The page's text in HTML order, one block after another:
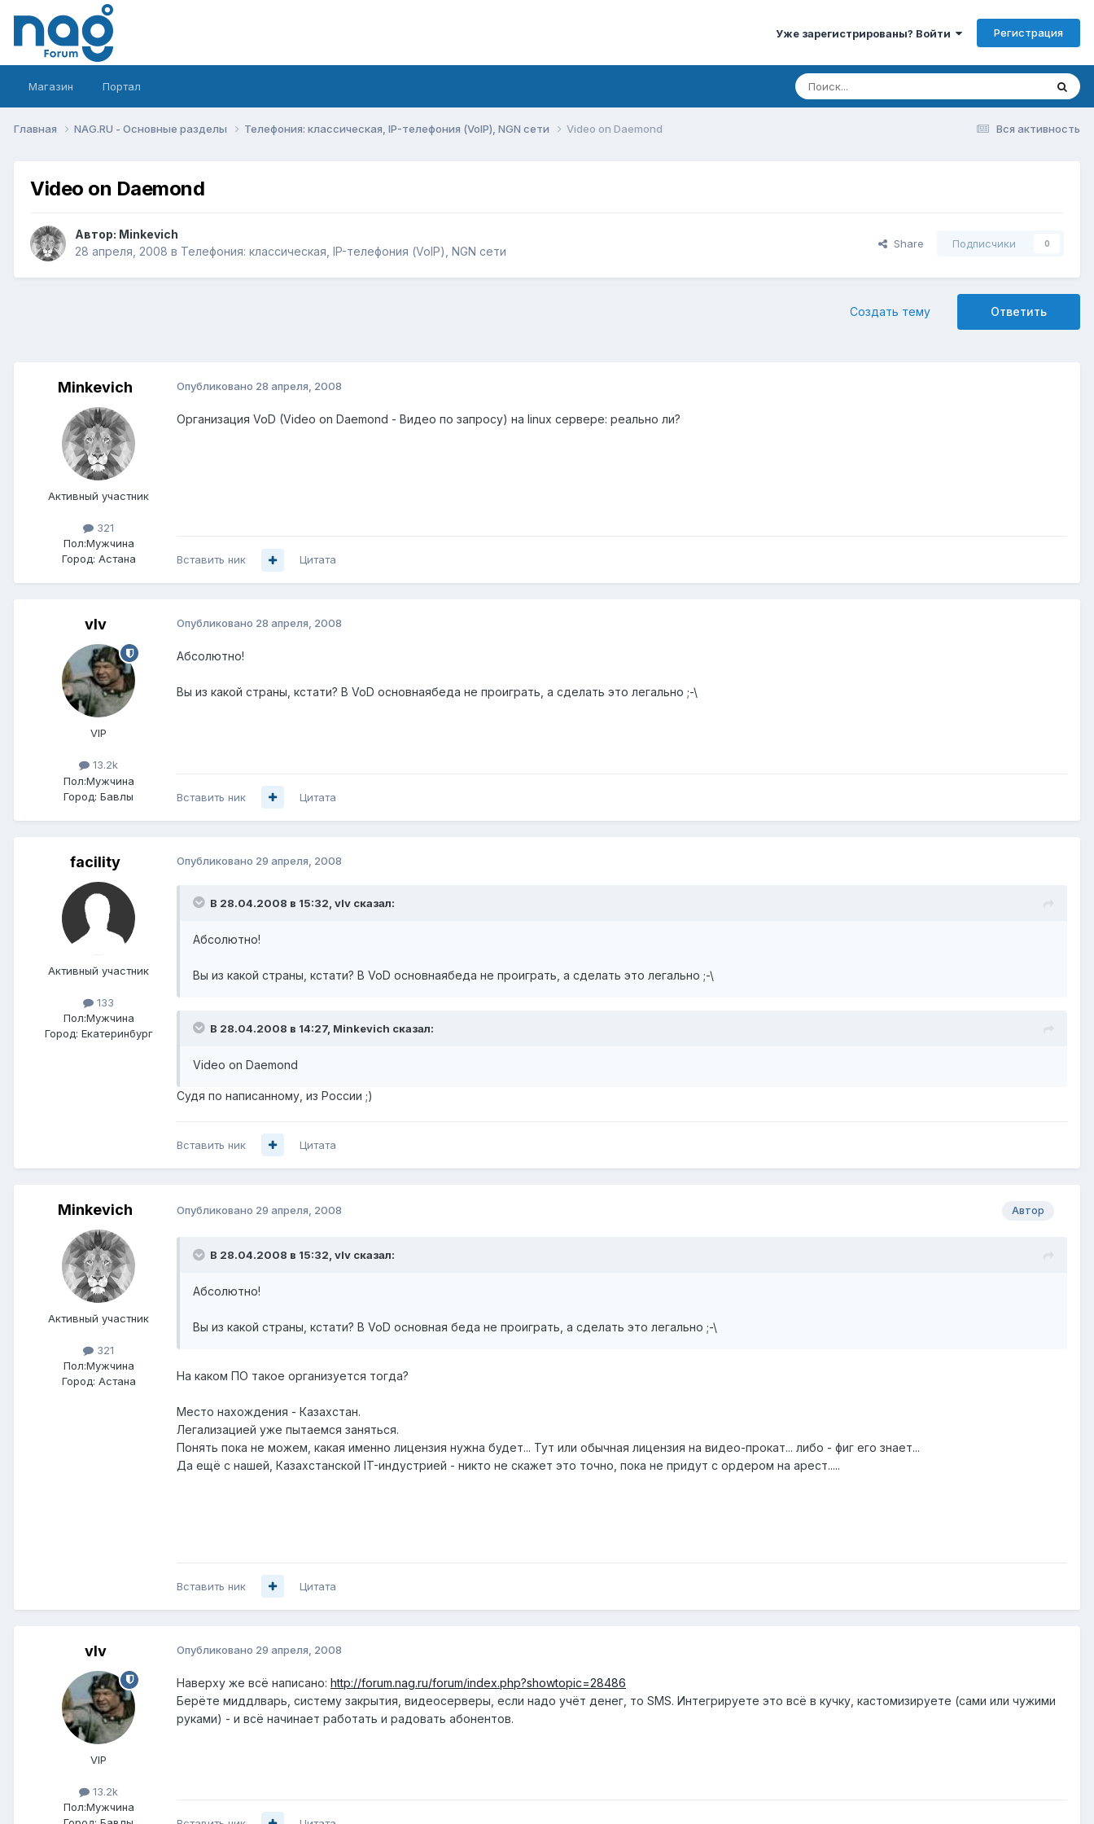
Уже зарегистрированы? Войти Регистрация
Магазин Портал
Вся активность
Главная NAG.RU - Основные разделы Телефония: классическая, IP-телефония (VoIP), NGN сети Video on Daemond
Video on Daemond
Автор: Minkevich
28 апреля, 2008 в Телефония: классическая, IP-телефония (VoIP), NGN сети
Share Подписчики 0
Ответить
Создать тему
Minkevich
Активный участник
321
Пол:Мужчина
Город: Астана
Опубликовано 28 апреля, 2008
Организация VoD (Video on Daemond - Видео по запросу) на linux сервере: реально ли?
Вставить ник Цитата
vIv
VIP
13.2k
Пол:Мужчина
Город: Бавлы
Опубликовано 28 апреля, 2008
Абсолютно!
Вы из какой страны, кстати? В VoD основнаябеда не проиграть, а сделать это легально ;-\
Вставить ник Цитата
facility
Активный участник
133
Пол:Мужчина
Город: Екатеринбург
Опубликовано 29 апреля, 2008
В 28.04.2008 в 15:32, vIv сказал:
Абсолютно!
Вы из какой страны, кстати? В VoD основнаябеда не проиграть, а сделать это легально ;-\
В 28.04.2008 в 14:27, Minkevich сказал:
Video on Daemond
Судя по написанному, из России ;)
Вставить ник Цитата
Minkevich
Активный участник
321
Пол:Мужчина
Город: Астана
Автор
Опубликовано 29 апреля, 2008
В 28.04.2008 в 15:32, vIv сказал:
Абсолютно!
Вы из какой страны, кстати? В VoD основная беда не проиграть, а сделать это легально ;-\
На каком ПО такое организуется тогда?
Место нахождения - Казахстан.
Легализацией уже пытаемся заняться.
Понять пока не можем, какая именно лицензия нужна будет... Тут или обычная лицензия на видео-прокат... либо - фиг его знает...
Да ещё с нашей, Казахстанской IT-индустрией - никто не скажет это точно, пока не придут с ордером на арест.....
Вставить ник Цитата
vIv
VIP
13.2k
Пол:Мужчина
Опубликовано 29 апреля, 2008
Наверху же всё написано: http://forum.nag.ru/forum/index.php?showtopic=28486
Берёте миддлварь, систему закрытия, видеосерверы, если надо учёт денег, то SMS. Интегрируете это всё в кучку, кастомизируете (сами или чужими
руками) - и всё начинает работать и радовать абонентов.